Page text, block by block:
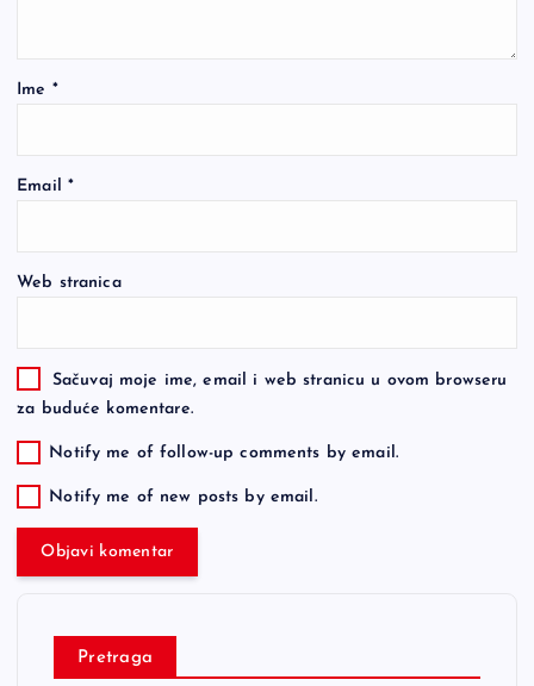
Ime *
Email *
Web stranica
Sačuvaj moje ime, email i web stranicu u ovom browseru
za buduće komentare.
Notify me of follow-up comments by email.
Notify me of new posts by email.
Pretraga